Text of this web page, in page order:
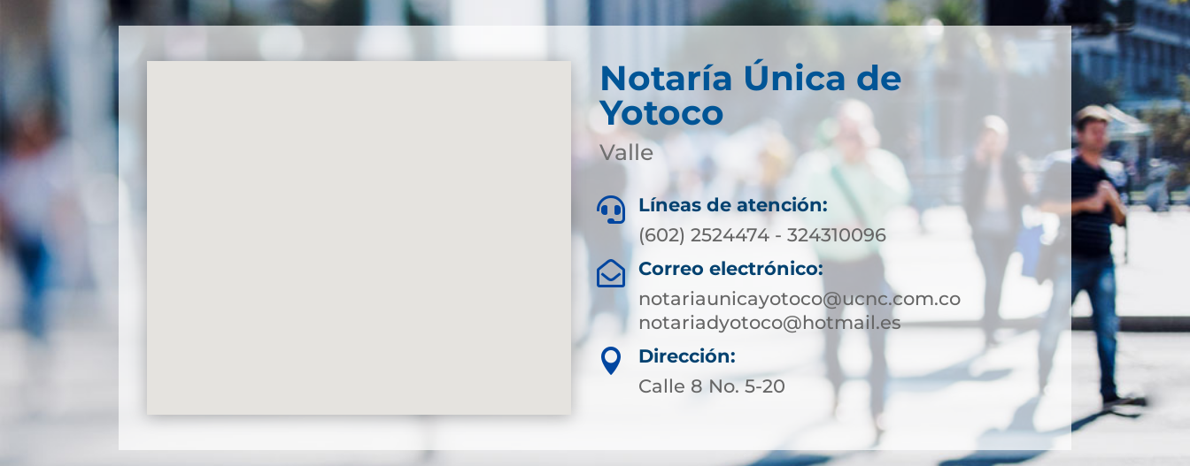
Notaría Única de
Yotoco
Valle

Líneas de atención:
(602) 2524474 - 324310096

Correo electrónico:
notariaunicayotoco@ucnc.com.co
notariadyotoco@hotmail.es

Dirección:
Calle 8 No. 5-20